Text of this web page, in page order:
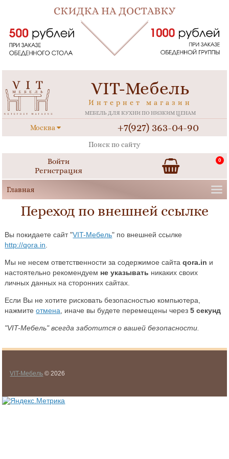
VIT-Мебель
Интернет магазин
МЕБЕЛЬ ДЛЯ КУХНИ ПО НИЗКИМ ЦЕНАМ
Москва +7(927) 363-04-90
Войти
Регистрация
0
Переход по внешней ссылке
Вы покидаете сайт "VIT-Мебель" по внешней ссылке
http://qora.in
Мы не несем ответственности за содержимое сайтаqora.in и
настоятельно рекомендуем не указывать никаких своих
личных данных на сторонних сайтах.
Если Вы не хотите рисковать безопасностью компьютера,
нажмитеотмена , иначе вы будете перемещены через5 секунд
"VIT-Мебель" всегда заботится о вашей безопасности.
VIT-Мебель © 2026